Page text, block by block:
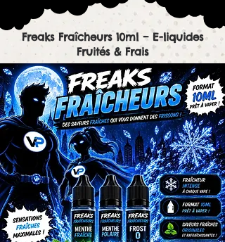
Freaks Fraîcheurs 10ml – E-liquides
Fruités & Frais